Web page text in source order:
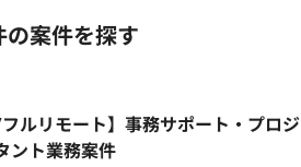
の案件を探す
ルリモート】事務サポート・プロジ
ント業務案件